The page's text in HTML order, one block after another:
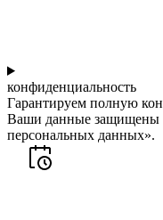
конфиденциальность
Гарантируем полную
Ваши данные защищены
персональных данных».